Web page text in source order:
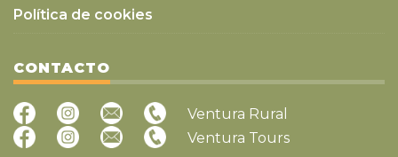
Política de cookies
CONTACTO
Ventura Rural
Ventura Tours